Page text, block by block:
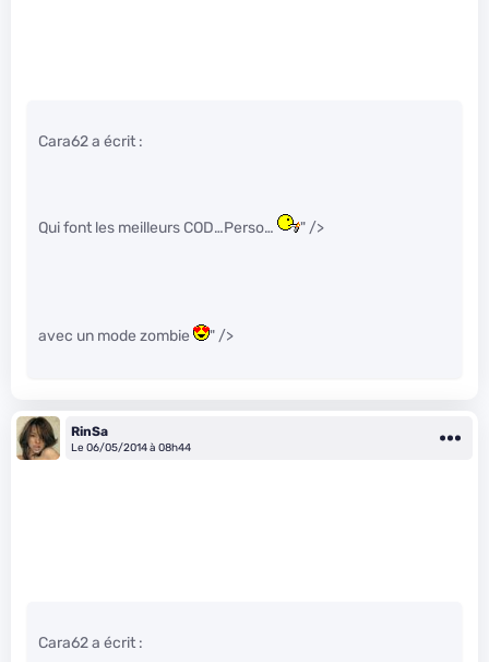
Cara62 a écrit :
Qui font les meilleurs COD…Perso… " />
avec un mode zombie " />
RinSa
Le 06/05/2014 à 08h44
Cara62 a écrit :